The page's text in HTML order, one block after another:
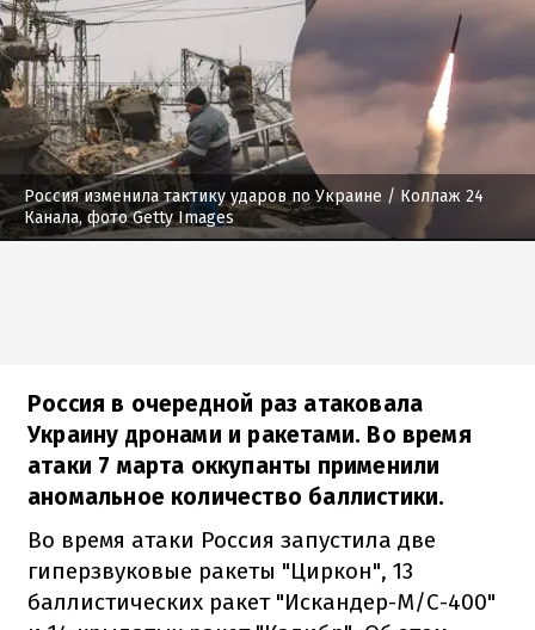
Россия изменила тактику ударов по Украине / Коллаж 24
Канала, фото Getty Images
Россия в очередной раз атаковала
Украину дронами и ракетами. Во время
атаки 7 марта оккупанты применили
аномальное количество баллистики.
Во время атаки Россия запустила две
гиперзвуковые ракеты "Циркон", 13
баллистических ракет "Искандер-М/С-400"